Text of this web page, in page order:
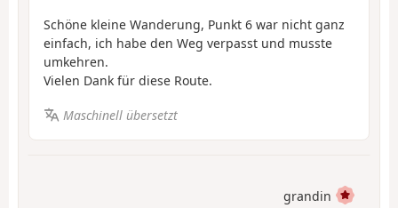
Schöne kleine Wanderung, Punkt 6 war nicht ganz
einfach, ich habe den Weg verpasst und musste
umkehren.
Vielen Dank für diese Route.
Maschinell übersetzt
grandin